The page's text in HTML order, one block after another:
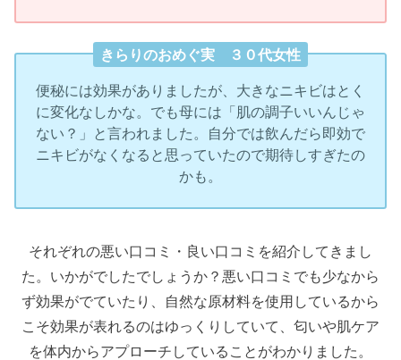
きらりのおめぐ実 ３０代女性
便秘には効果がありましたが、大きなニキビはとく
に変化なしかな。でも母には「肌の調子いいんじゃ
ない？」と言われました。自分では飲んだら即効で
ニキビがなくなると思っていたので期待しすぎたの
かも。
それぞれの悪い口コミ・良い口コミを紹介してきまし
た。いかがでしたでしょうか？悪い口コミでも少なから
ず効果がでていたり、自然な原材料を使用しているから
こそ効果が表れるのはゆっくりしていて、匂いや肌ケア
を体内からアプローチしていることがわかりました。